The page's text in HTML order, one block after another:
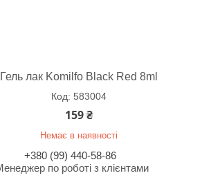
Гель лак Komilfo Black Red 8ml
583004
159 ₴
Немає в наявності
+380 (99) 440-58-86
по роботі з клієнтами